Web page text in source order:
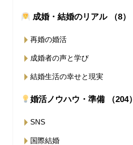
成婚・結婚のリアル （8）
再婚の婚活
成婚者の声と学び
結婚生活の幸せと現実
婚活ノウハウ・準備 （204）
SNS
国際結婚